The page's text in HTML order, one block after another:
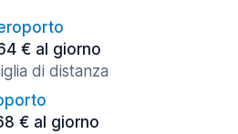
€ al giorno
di distanza
€ al giorno